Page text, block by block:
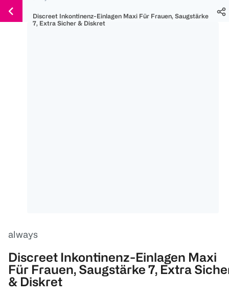
Für
150 Ös
Für
300 Ös
Für
500 Ös
Weiter
zum
Discreet Inkontinenz-Einlagen Maxi Für Frauen, Saugstärke
7, Extra Sicher & Diskret
always
Discreet Inkontinenz-Einlagen Maxi
Für Frauen, Saugstärke 7, Extra
& Diskret